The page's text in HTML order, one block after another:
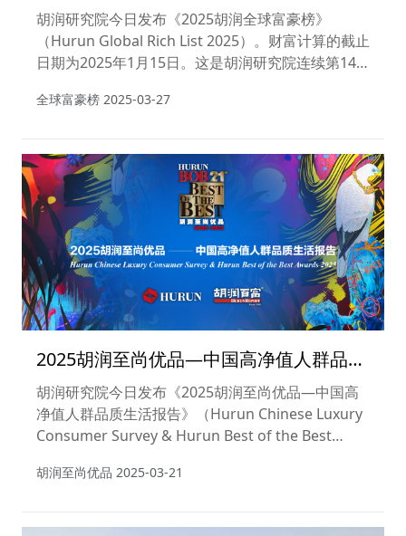
胡润研究院今日发布《2025胡润全球富豪榜》
（Hurun Global Rich List 2025）。财富计算的截止
日期为2025年1月15日。这是胡润研究院连续第14
全球富豪榜 2025-03-27
2025胡润至尚优品—中国高净值人群品质
生活报告
胡润研究院今日发布《2025胡润至尚优品—中国高
净值人群品质生活报告》（Hurun Chinese Luxury
Consumer Survey & Hurun Best of the Best
这是胡润研究院连续第21年发布该报告，旨在揭示
的变化与偏好，力图描绘中国高净值人群的生活形态
胡润至尚优品 2025-03-21